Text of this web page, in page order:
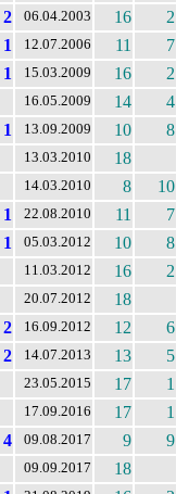
2 06.04.2003 16 2
1 12.07.2006 11 7
1 15.03.2009 16 2
16.05.2009 14 4
1 13.09.2009 10 8
13.03.2010 18
14.03.2010 8 10
1 22.08.2010 11 7
1 05.03.2012 10 8
11.03.2012 16 2
20.07.2012 18
2 16.09.2012 12 6
2 14.07.2013 13 5
23.05.2015 17 1
17.09.2016 17 1
4 09.08.2017 9 9
09.09.2017 18